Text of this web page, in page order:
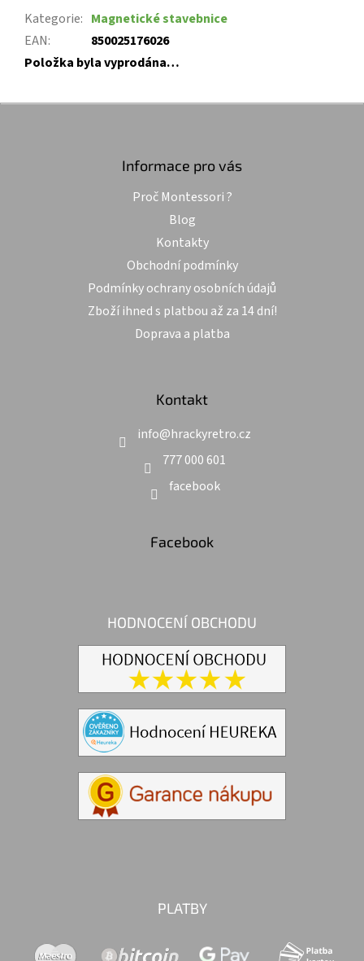
Kategorie: Magnetické stavebnice
EAN:
850025176026
Položka byla vyprodána…
Z
Informace pro vás
Proč Montessori ?
Blog
Kontakty
Obchodní podmínky
Podmínky ochrany osobních údajů
Zboží ihned s platbou až za 14 dní!
Doprava a platba
Kontakt
info@hrackyretro.cz
777 000 601
facebook
Facebook
HODNOCENÍ OBCHODU
PLATBY